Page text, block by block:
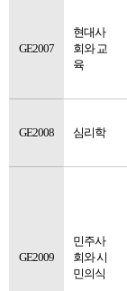
GE2007
현대사
회와 교
육
GE2008 심리학
GE2009
민주사
회와 시
민의식